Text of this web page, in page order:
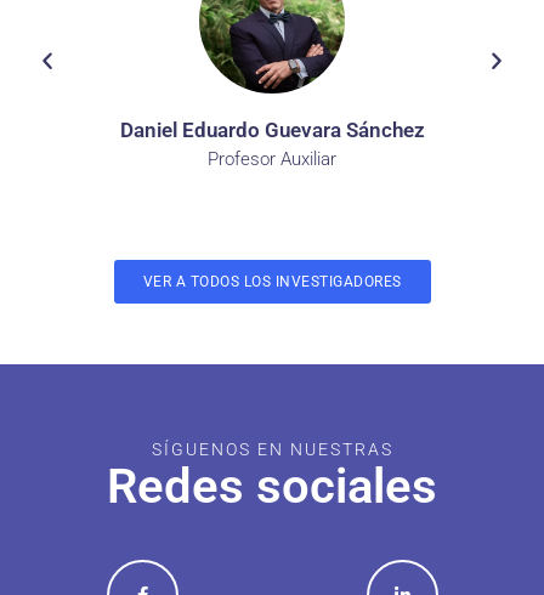
Daniel Eduardo Guevara Sánchez
Profesor Auxiliar
VER A TODOS LOS INVESTIGADORES
SÍGUENOS EN NUESTRAS
Redes sociales